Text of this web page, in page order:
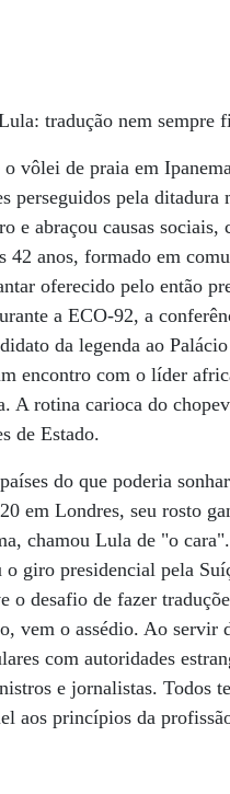
tradução nem sempre
vôlei de praia em
perseguidos pela
e abraçou causas sociais,
anos, formado em
oferecido pelo então
a ECO-92, a
da legenda ao
encontro com o líder
A rotina carioca do
de Estado.
do que poderia
em Londres, seu rosto
chamou Lula de "o
o giro presidencial pela
o desafio de fazer
vem o assédio. Ao servir
com autoridades
e jornalistas. Todos
aos princípios da